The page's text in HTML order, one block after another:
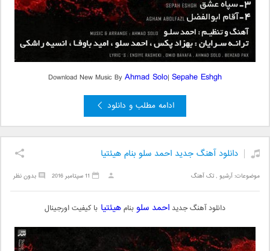
Download New Music ByAhmad Solo| Sepahe Eshgh
ادامه مطلب و دانلود
دانلود آهنگ جدید احمد سلو بنام هیئتیا
موضوعات:آرشیو ,تک آهنگ بدون نظر 11 سپتامبر 2016
دانلود آهنگ جدید احمد سلوبنامهیئتیا با کیفیت اورجینال